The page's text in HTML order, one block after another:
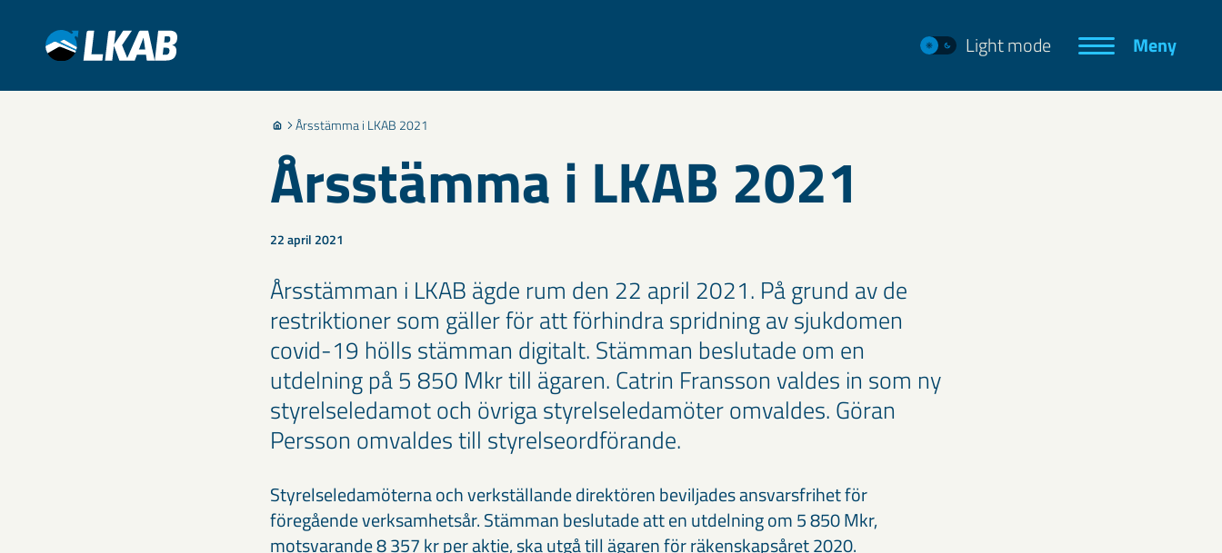
Light mode Meny
Årsstämma i LKAB 2021
Årsstämma i LKAB 2021
22 april 2021
Årsstämman i LKAB ägde rum den 22 april 2021. På grund av de
restriktioner som gäller för att förhindra spridning av sjukdomen
covid-19 hölls stämman digitalt. Stämman beslutade om en
utdelning på 5 850 Mkr till ägaren. Catrin Fransson valdes in som ny
styrelseledamot och övriga styrelseledamöter omvaldes. Göran
Persson omvaldes till styrelseordförande.
Styrelseledamöterna och verkställande direktören beviljades ansvarsfrihet för
föregående verksamhetsår. Stämman beslutade att en utdelning om 5 850 Mkr,
motsvarande 8 357 kr per aktie, ska utgå till ägaren för räkenskapsåret 2020.